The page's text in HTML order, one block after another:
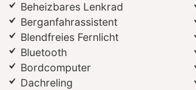
Beheizbares Lenkrad
Berganfahrassistent
Blendfreies Fernlicht
Bluetooth
Bordcomputer
Dachreling